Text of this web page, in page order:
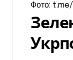
Фото: